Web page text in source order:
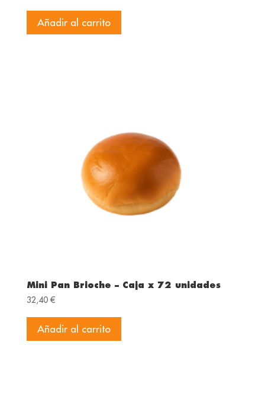
Añadir al carrito
Mini Pan Brioche – Caja x 72 unidades
32,40 €
Añadir al carrito